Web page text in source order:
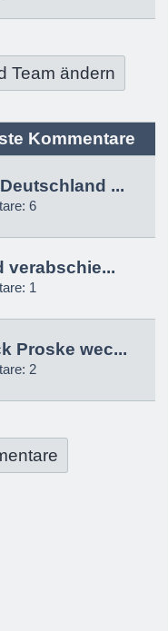
Team ändern
Kommentare
...
6
verabschie...
1
Proske wec...
2